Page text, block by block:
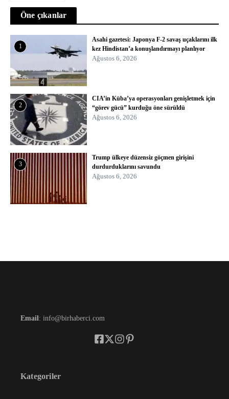
Öne çıkanlar
1
Asahi gazetesi: Japonya F-2 savaş uçaklarını ilk
kez Hindistan’a konuşlandırmayı planlıyor
Ağustos 6, 2026
2
CIA’in Küba’ya operasyonları genişletmek için
“görev gücü” kurduğu öne sürüldü
Ağustos 6, 2026
3
Trump ülkeye düzensiz göçmen girişini
durdurduklarını savundu
Ağustos 6, 2026
Email : info@birhaberci.com
Kategoriler